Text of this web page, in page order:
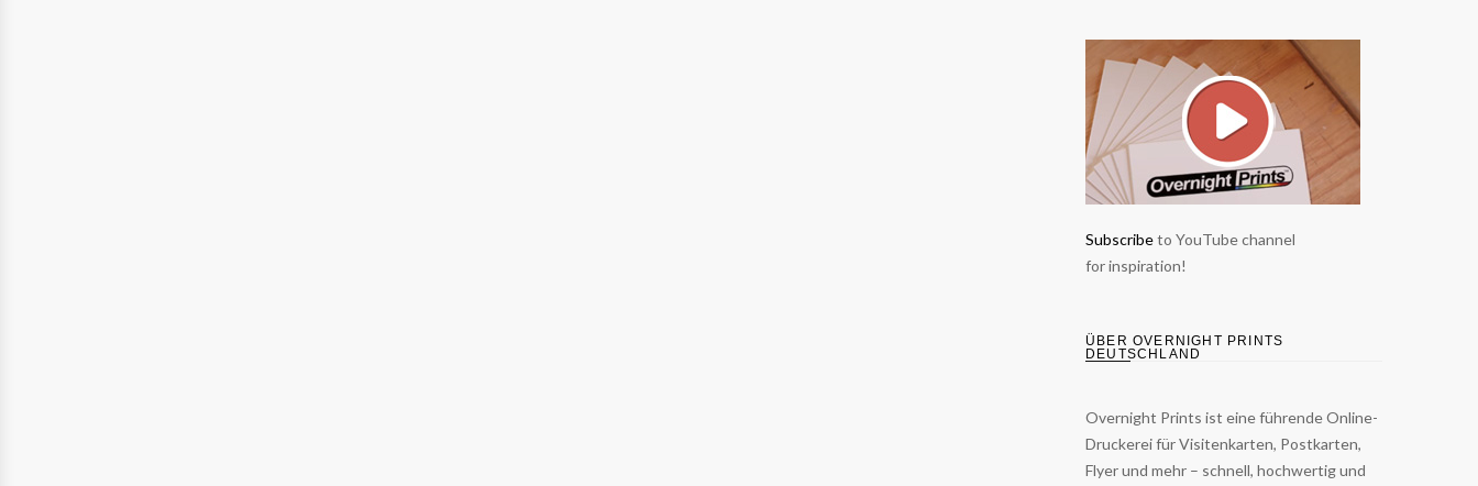
Subscribeto YouTube channel
for inspiration!
ÜBER OVERNIGHT PRINTS
DEUTSCHLAND
Overnight Prints ist eine führende Online-
Druckerei für Visitenkarten, Postkarten,
Flyer und mehr – schnell, hochwertig und